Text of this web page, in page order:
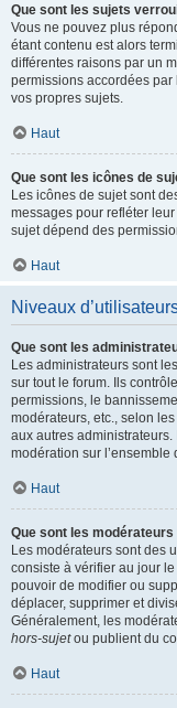
Que sont les sujets
Vous ne pouvez plus
étant contenu est alors
différentes raisons par un
permissions accordées par
vos propres sujets.
Haut
Que sont les icônes de
Les icônes de sujet sont
messages pour refléter
sujet dépend des
Haut
Niveaux
Que sont les
Les administrateurs sont
sur tout le forum. Ils
permissions, le
modérateurs, etc., selon
aux autres
modération sur
Haut
Que sont les modérateurs
Les modérateurs sont des
consiste à vérifier au jour
pouvoir de modifier ou
déplacer, supprimer et
Généralement, les
hors-sujetou publient du
Haut